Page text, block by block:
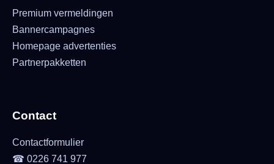
Premium vermeldingen
Bannercampagnes
Homepage advertenties
Partnerpakketten
Contact
Contactformulier
☎ 0226 741 977